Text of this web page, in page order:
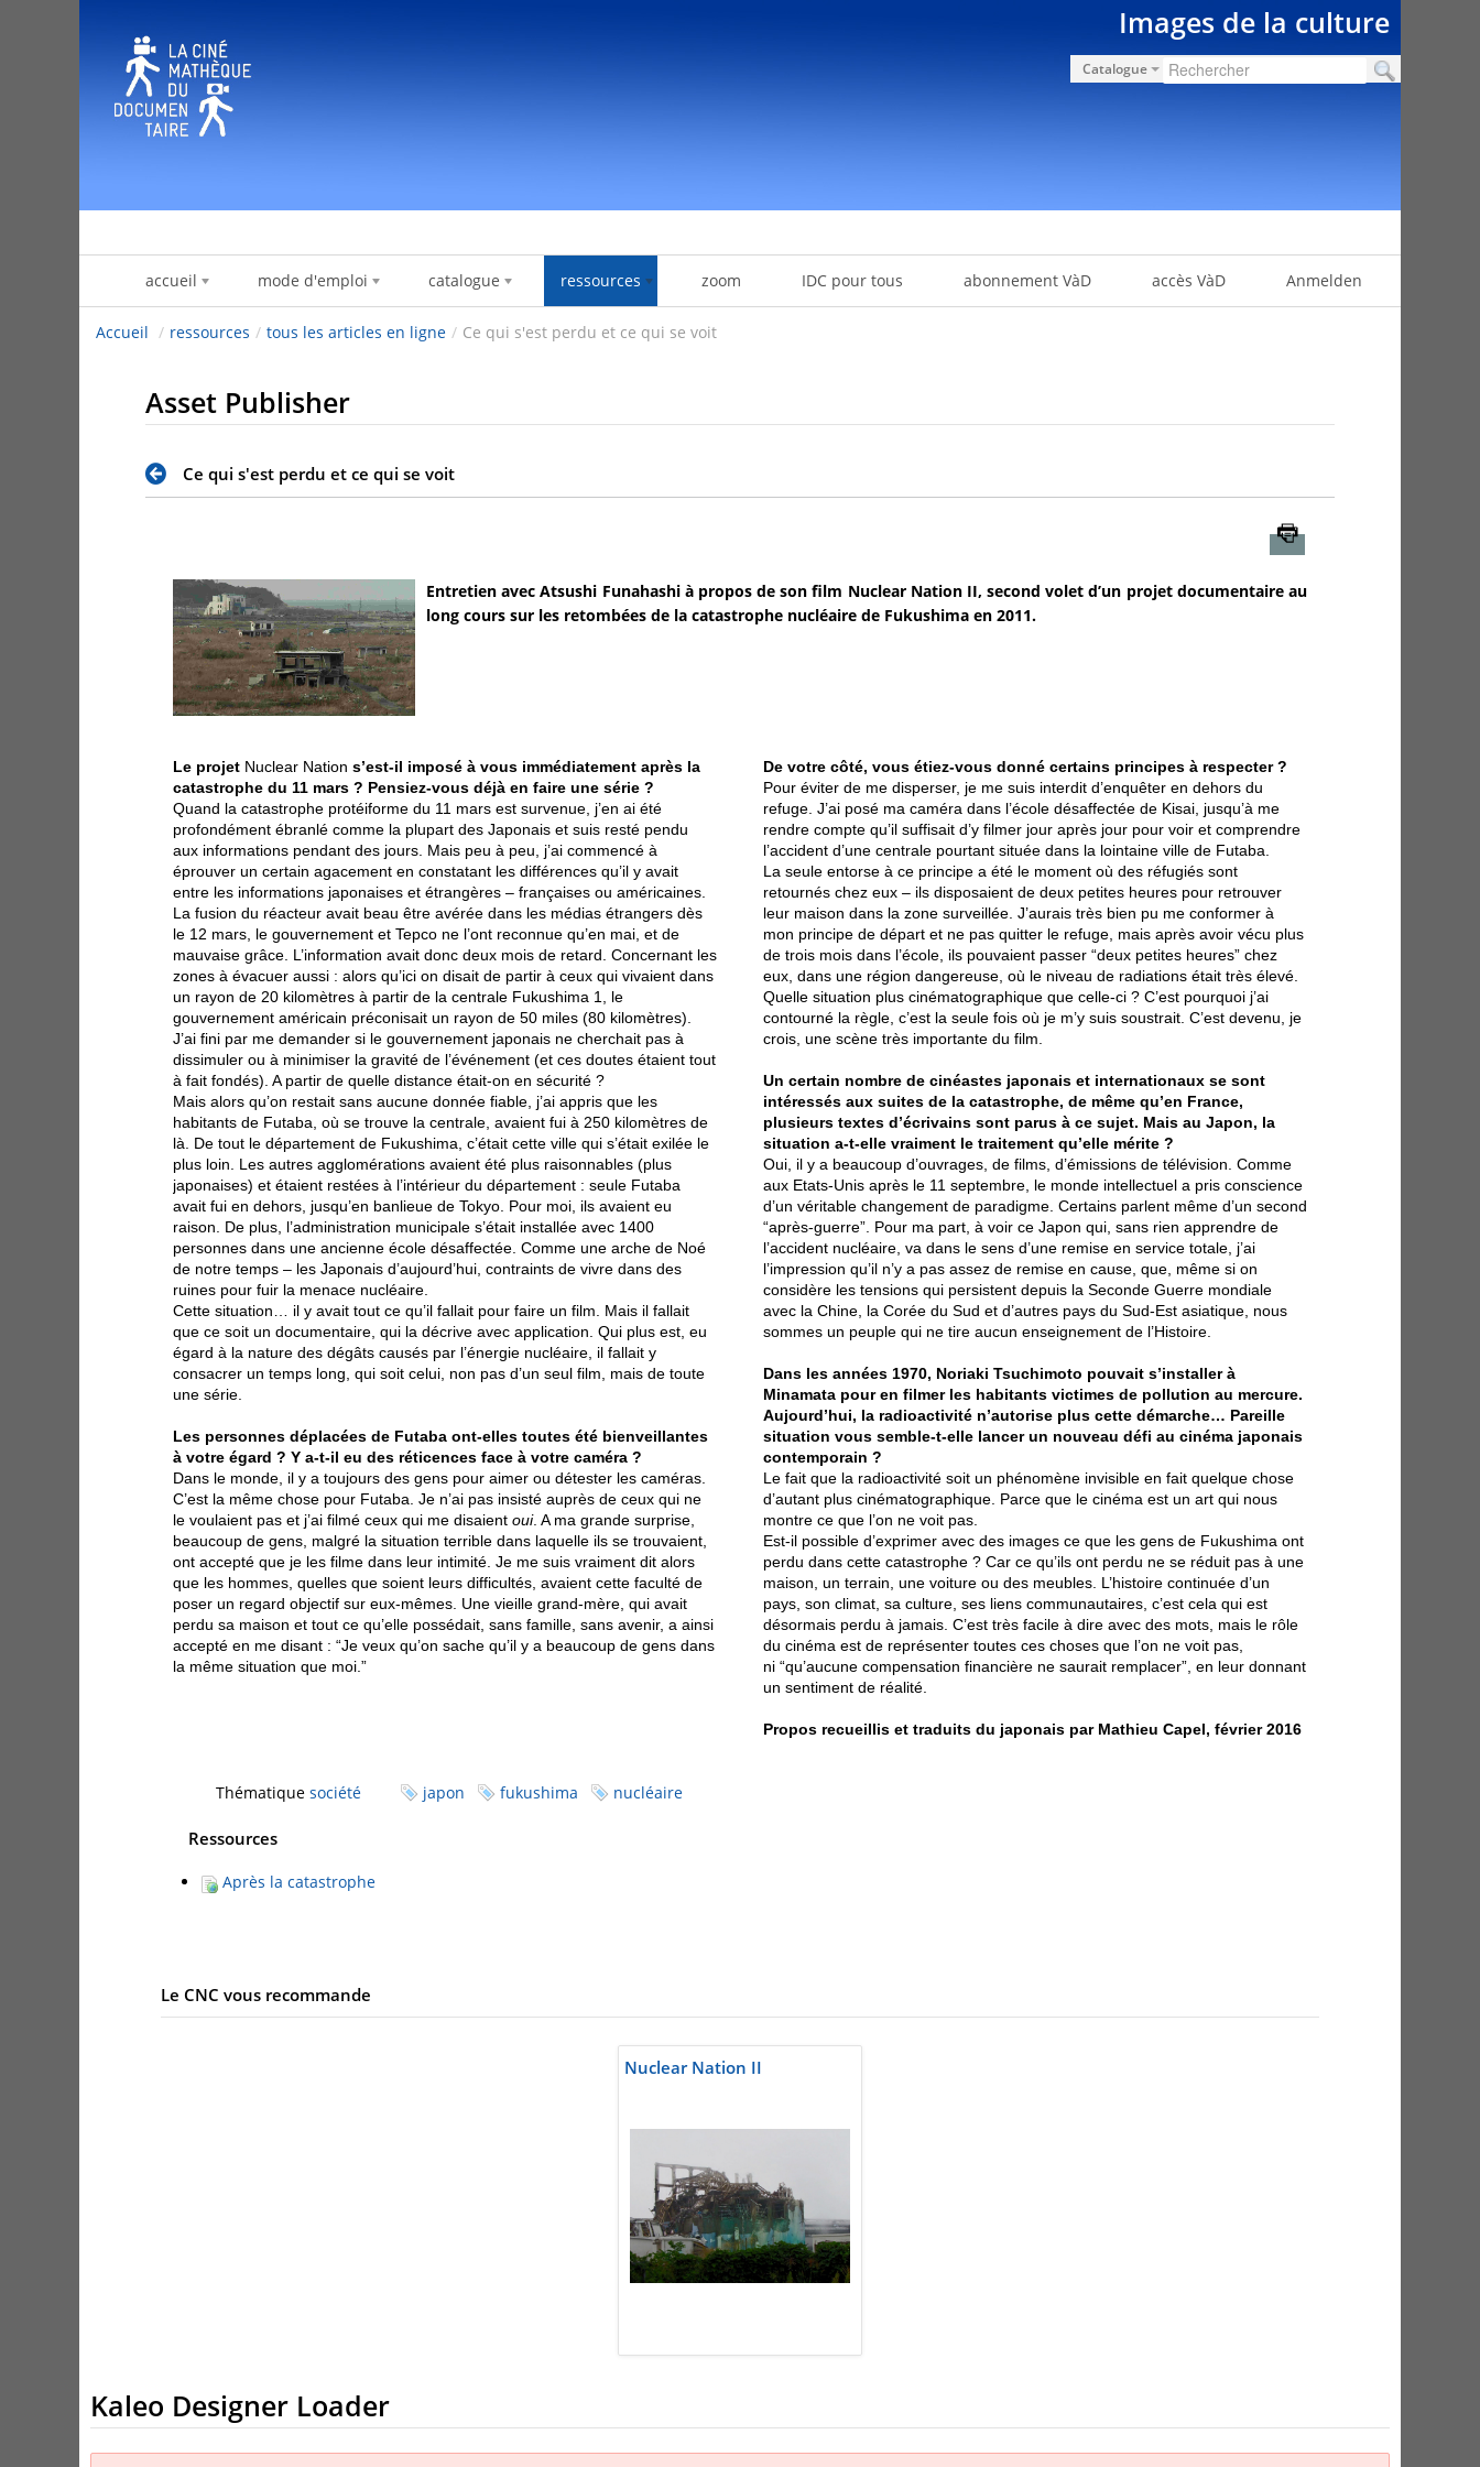
Images de la culture
Catalogue
accueil mode d'emploi catalogue ressources zoom IDC pour tous abonnement VàD accès VàD Anmelden
Accueil / ressources / tous les articles en ligne / Ce qui s'est perdu et ce qui se voit
Asset Publisher
Ce qui s'est perdu et ce qui se voit
Entretien avec Atsushi Funahashi à propos de son film Nuclear Nation II, second volet d’un projet documentaire au
long cours sur les retombées de la catastrophe nucléaire de Fukushima en 2011.
Le projet Nuclear Nation s’est-il imposé à vous immédiatement après la
catastrophe du 11 mars ? Pensiez-vous déjà en faire une série ?
Quand la catastrophe protéiforme du 11 mars est survenue, j’en ai été
profondément ébranlé comme la plupart des Japonais et suis resté pendu
aux informations pendant des jours. Mais peu à peu, j’ai commencé à
éprouver un certain agacement en constatant les différences qu’il y avait
entre les informations japonaises et étrangères – françaises ou américaines.
La fusion du réacteur avait beau être avérée dans les médias étrangers dès
le 12 mars, le gouvernement et Tepco ne l’ont reconnue qu’en mai, et de
mauvaise grâce. L’information avait donc deux mois de retard. Concernant les
zones à évacuer aussi : alors qu’ici on disait de partir à ceux qui vivaient dans
un rayon de 20 kilomètres à partir de la centrale Fukushima 1, le
gouvernement américain préconisait un rayon de 50 miles (80 kilomètres).
J’ai fini par me demander si le gouvernement japonais ne cherchait pas à
dissimuler ou à minimiser la gravité de l’événement (et ces doutes étaient tout
à fait fondés). A partir de quelle distance était-on en sécurité ?
Mais alors qu’on restait sans aucune donnée fiable, j’ai appris que les
habitants de Futaba, où se trouve la centrale, avaient fui à 250 kilomètres de
là. De tout le département de Fukushima, c’était cette ville qui s’était exilée le
plus loin. Les autres agglomérations avaient été plus raisonnables (plus
japonaises) et étaient restées à l’intérieur du département : seule Futaba
avait fui en dehors, jusqu’en banlieue de Tokyo. Pour moi, ils avaient eu
raison. De plus, l’administration municipale s’était installée avec 1400
personnes dans une ancienne école désaffectée. Comme une arche de Noé
de notre temps – les Japonais d’aujourd’hui, contraints de vivre dans des
ruines pour fuir la menace nucléaire.
Cette situation… il y avait tout ce qu’il fallait pour faire un film. Mais il fallait
que ce soit un documentaire, qui la décrive avec application. Qui plus est, eu
égard à la nature des dégâts causés par l’énergie nucléaire, il fallait y
consacrer un temps long, qui soit celui, non pas d’un seul film, mais de toute
une série.
Les personnes déplacées de Futaba ont-elles toutes été bienveillantes
à votre égard ? Y a-t-il eu des réticences face à votre caméra ?
Dans le monde, il y a toujours des gens pour aimer ou détester les caméras.
C’est la même chose pour Futaba. Je n’ai pas insisté auprès de ceux qui ne
le voulaient pas et j’ai filmé ceux qui me disaient oui. A ma grande surprise,
beaucoup de gens, malgré la situation terrible dans laquelle ils se trouvaient,
ont accepté que je les filme dans leur intimité. Je me suis vraiment dit alors
que les hommes, quelles que soient leurs difficultés, avaient cette faculté de
poser un regard objectif sur eux-mêmes. Une vieille grand-mère, qui avait
perdu sa maison et tout ce qu’elle possédait, sans famille, sans avenir, a ainsi
accepté en me disant : “Je veux qu’on sache qu’il y a beaucoup de gens dans
la même situation que moi.”
De votre côté, vous étiez-vous donné certains principes à respecter ?
Pour éviter de me disperser, je me suis interdit d’enquêter en dehors du
refuge. J’ai posé ma caméra dans l’école désaffectée de Kisai, jusqu’à me
rendre compte qu’il suffisait d’y filmer jour après jour pour voir et comprendre
l’accident d’une centrale pourtant située dans la lointaine ville de Futaba.
La seule entorse à ce principe a été le moment où des réfugiés sont
retournés chez eux – ils disposaient de deux petites heures pour retrouver
leur maison dans la zone surveillée. J’aurais très bien pu me conformer à
mon principe de départ et ne pas quitter le refuge, mais après avoir vécu plus
de trois mois dans l’école, ils pouvaient passer “deux petites heures” chez
eux, dans une région dangereuse, où le niveau de radiations était très élevé.
Quelle situation plus cinématographique que celle-ci ? C’est pourquoi j’ai
contourné la règle, c’est la seule fois où je m’y suis soustrait. C’est devenu, je
crois, une scène très importante du film.
Un certain nombre de cinéastes japonais et internationaux se sont
intéressés aux suites de la catastrophe, de même qu’en France,
plusieurs textes d’écrivains sont parus à ce sujet. Mais au Japon, la
situation a-t-elle vraiment le traitement qu’elle mérite ?
Oui, il y a beaucoup d’ouvrages, de films, d’émissions de télévision. Comme
aux Etats-Unis après le 11 septembre, le monde intellectuel a pris conscience
d’un véritable changement de paradigme. Certains parlent même d’un second
“après-guerre”. Pour ma part, à voir ce Japon qui, sans rien apprendre de
l’accident nucléaire, va dans le sens d’une remise en service totale, j’ai
l’impression qu’il n’y a pas assez de remise en cause, que, même si on
considère les tensions qui persistent depuis la Seconde Guerre mondiale
avec la Chine, la Corée du Sud et d’autres pays du Sud-Est asiatique, nous
sommes un peuple qui ne tire aucun enseignement de l’Histoire.
Dans les années 1970, Noriaki Tsuchimoto pouvait s’installer à
Minamata pour en filmer les habitants victimes de pollution au mercure.
Aujourd’hui, la radioactivité n’autorise plus cette démarche… Pareille
situation vous semble-t-elle lancer un nouveau défi au cinéma japonais
contemporain ?
Le fait que la radioactivité soit un phénomène invisible en fait quelque chose
d’autant plus cinématographique. Parce que le cinéma est un art qui nous
montre ce que l’on ne voit pas.
Est-il possible d’exprimer avec des images ce que les gens de Fukushima ont
perdu dans cette catastrophe ? Car ce qu’ils ont perdu ne se réduit pas à une
maison, un terrain, une voiture ou des meubles. L’histoire continuée d’un
pays, son climat, sa culture, ses liens communautaires, c’est cela qui est
désormais perdu à jamais. C’est très facile à dire avec des mots, mais le rôle
du cinéma est de représenter toutes ces choses que l’on ne voit pas,
ni “qu’aucune compensation financière ne saurait remplacer”, en leur donnant
un sentiment de réalité.
Propos recueillis et traduits du japonais par Mathieu Capel, février 2016
Thématique société japon fukushima nucléaire
Ressources
Après la catastrophe
Le CNC vous recommande
Nuclear Nation II
Kaleo Designer Loader